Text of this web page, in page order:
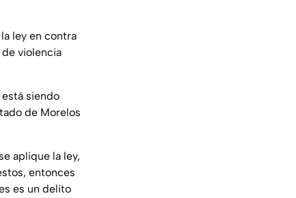
ley en contra
violencia
siendo
de Morelos
aplique la ley,
entonces
es un delito